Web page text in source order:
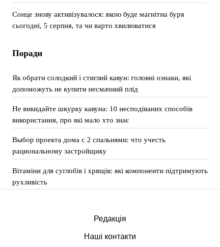
Сонце знову активізувалося: якою буде магнітна буря
сьогодні, 5 серпня, та чи варто хвилюватися
Поради
Як обрати солодкий і стиглий кавун: головні ознаки, які
допоможуть не купити несмачний плід
Не викидайте шкурку кавуна: 10 несподіваних способів
використання, про які мало хто знає
Выбор проекта дома с 2 спальнями: что учесть
рациональному застройщику
Вітаміни для суглобів і хрящів: які компоненти підтримують
рухливість
Редакція
Наші контакти